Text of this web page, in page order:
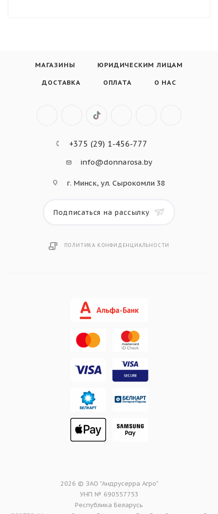
МАГАЗИНЫ ЮРИДИЧЕСКИМ ЛИЦАМ
ДОСТАВКА ОПЛАТА О НАС
+375 (29) 1-456-777
info@donnarosa.by
г. Минск, ул. Сырокомли 38
Подписаться на рассылку
ПОЛИТИКА КОНФИДЕНЦИАЛЬНОСТИ
2026 © ЗАО "Андрусерра Агро"
УНП № 690557753
Республика Беларусь